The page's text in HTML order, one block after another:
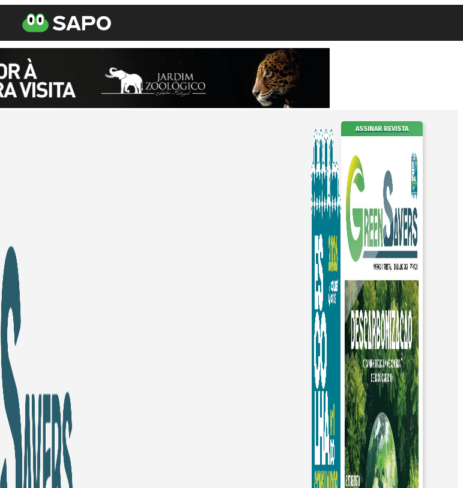
ASSINAR REVISTA